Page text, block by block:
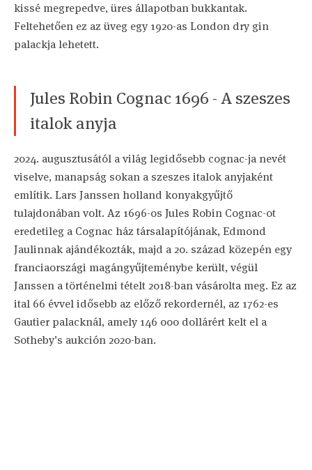
kissé megrepedve, üres állapotban bukkantak.
Feltehetően ez az üveg egy 1920-as London dry gin
palackja lehetett.
Jules Robin Cognac 1696 - A szeszes
italok anyja
2024. augusztusától a világ legidősebb cognac-ja nevét
viselve, manapság sokan a szeszes italok anyjaként
említik. Lars Janssen holland konyakgyűjtő
tulajdonában volt. Az 1696-os Jules Robin Cognac-ot
eredetileg a Cognac ház társalapítójának, Edmond
Jaulinnak ajándékozták, majd a 20. század közepén egy
franciaországi magángyűjteménybe került, végül
Janssen a történelmi tételt 2018-ban vásárolta meg. Ez az
ital 66 évvel idősebb az előző rekordernél, az 1762-es
Gautier palacknál, amely 146 000 dollárért kelt el a
Sotheby’s aukción 2020-ban.